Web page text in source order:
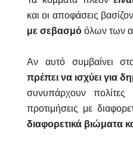
και οι αποφάσεις
με σεβασμό όλων των
Αν αυτό συμβαίνει
πρέπει να ισχύει για
συνυπάρχουν πολίτες
προτιμήσεις με
διαφορετικά βιώματα